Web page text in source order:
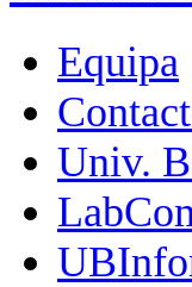
Equipa
Univ.